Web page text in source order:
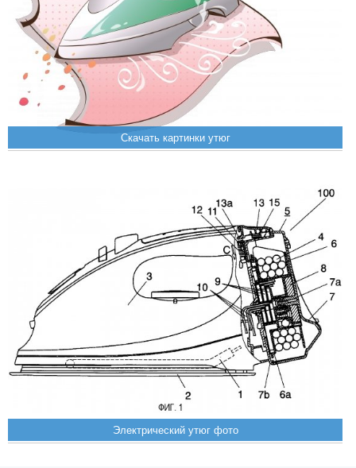
Скачать картинки утюг
Электрический утюг фото